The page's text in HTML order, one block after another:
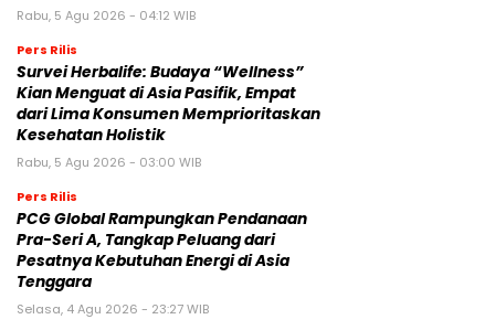
Rabu, 5 Agu 2026 - 04:12 WIB
Pers Rilis
Survei Herbalife: Budaya “Wellness”
Kian Menguat di Asia Pasifik, Empat
dari Lima Konsumen Memprioritaskan
Kesehatan Holistik
Rabu, 5 Agu 2026 - 03:00 WIB
Pers Rilis
PCG Global Rampungkan Pendanaan
Pra-Seri A, Tangkap Peluang dari
Pesatnya Kebutuhan Energi di Asia
Tenggara
Selasa, 4 Agu 2026 - 23:27 WIB